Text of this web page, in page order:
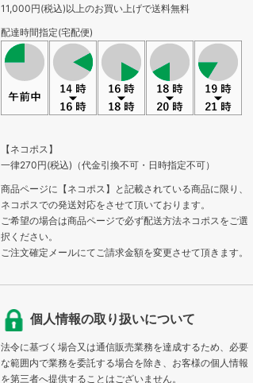
11,000円(税込)以上のお買い上げで送料無料
配達時間指定(宅配便)
【ネコポス】
一律270円(税込)（代金引換不可・日時指定不可）
商品ページに【ネコポス】と記載されている商品に限り、
ネコポスでの発送対応をさせて頂いております。
ご希望の場合は商品ページで必ず配送方法ネコポスをご選
択ください。
ご注文確定メールにてご請求金額を変更させて頂きます。
個人情報の取り扱いについて
法令に基づく場合又は通信販売業務を達成するため、必要
な範囲内で業務を委託する場合を除き、お客様の個人情報
を第三者へ提供することはございません。